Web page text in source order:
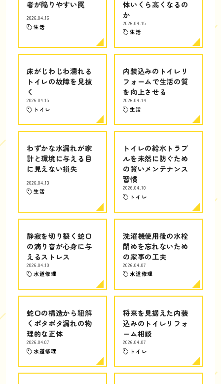
者が陥りやすい罠
2026.04.16
生活
体いくら高くなるの
か
2026.04.15
生活
床がじわじわ濡れる
トイレの故障を見抜
く
2026.04.15
トイレ
内装込みのトイレリ
フォームで生活の質
を向上させる
2026.04.14
生活
わずかな水漏れが家
計と環境に与える目
に見えない損失
2026.04.13
生活
トイレの給水トラブ
ルを未然に防ぐため
の賢いメンテナンス
習慣
2026.04.10
トイレ
静寂を切り裂く蛇口
の滴り音が心身に与
えるストレス
2026.04.10
水道修理
洗濯機使用後の水栓
閉めを忘れないため
の家事の工夫
2026.04.07
水道修理
蛇口の構造から紐解
くポタポタ漏れの物
理的な正体
2026.04.07
水道修理
将来を見据えた内装
込みのトイレリフォ
ーム相談
2026.04.07
トイレ